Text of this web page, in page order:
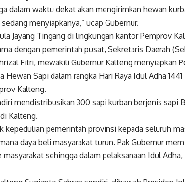
dalam waktu dekat akan mengirimkan hewan
menyiapkanya,” ucap Gubernur.
Jayang Tingang di lingkungan kantor Pemprov
dengan pemerintah pusat, Sekretaris Daerah
Fitri, mewakili Gubernur Kalteng menyiapkan
Hewan Sapi dalam rangka Hari Raya Idul Adha
Kalteng.
mendistribusikan 300 sapi kurban berjenis sapi
Kalteng.
kepedulian pemerintah provinsi kepada seluruh
daya beli masyarakat turun. Pak Gubernur
sehingga dalam pelaksanaan Idul